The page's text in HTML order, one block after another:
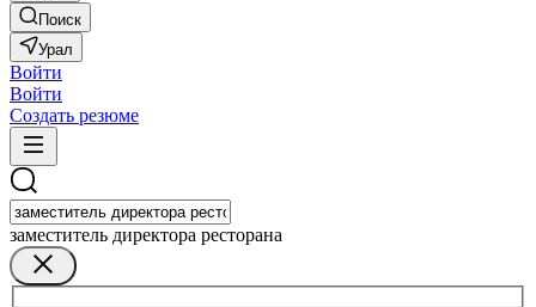
Поиск
Урал
Войти
Войти
Создать резюме
заместитель директора ресторана